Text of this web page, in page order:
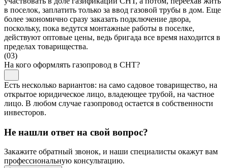
в поселок, заплатить только за ввод газовой трубы в дом. Еще
более экономично сразу заказать подключение двора,
поскольку, пока ведутся монтажные работы в поселке,
действуют оптовые цены, ведь бригада все время находится в
пределах товарищества.
(03)
На кого оформлять газопровод в СНТ?
Есть несколько вариантов: на само садовое товарищество, на
открытое юридическое лицо, владеющее трубой, на частное
лицо. В любом случае газопровод остается в собственности
инвесторов.
Не нашли ответ на свой вопрос?
Закажите обратный звонок, и наши специалисты окажут вам
профессиональную консультацию.